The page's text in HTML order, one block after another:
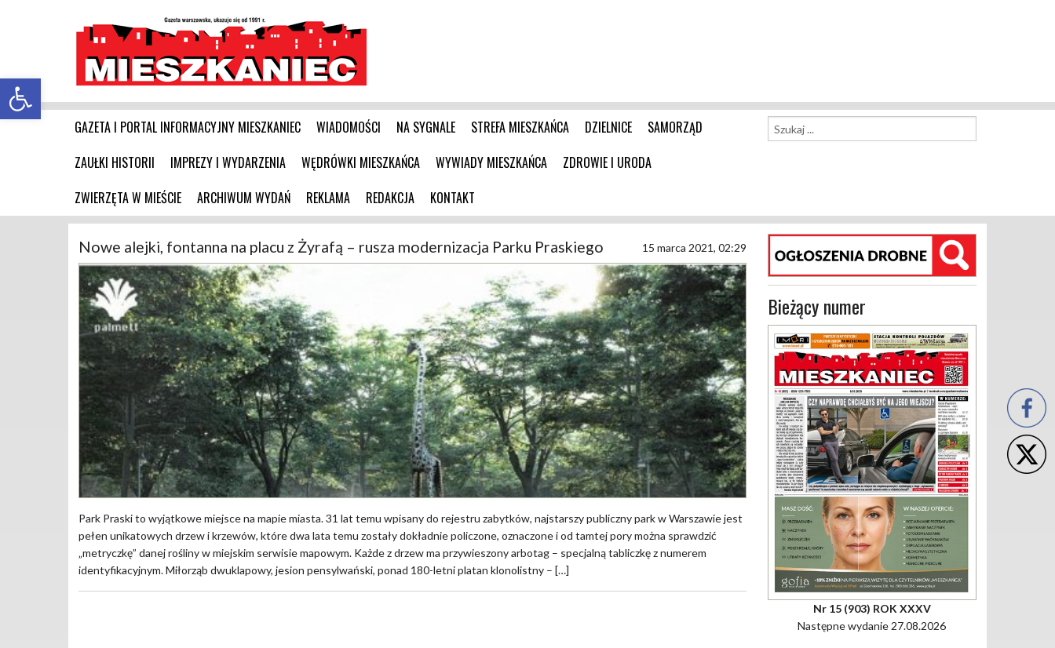
Otwórz pasek narzędzi
GAZETA I PORTAL INFORMACYJNY MIESZKANIEC WIADOMOŚCI NA SYGNALE STREFA MIESZKAŃCA DZIELNICE
SAMORZĄD
ZAUŁKI HISTORII
IMPREZY I WYDARZENIA WĘDRÓWKI MIESZKAŃCA WYWIADY MIESZKAŃCA
ZDROWIE I URODA
ZWIERZĘTA W MIEŚCIE
ARCHIWUM WYDAŃ REKLAMA REDAKCJA KONTAKT
Nowe alejki, fontanna na placu z Żyrafą – rusza modernizacja Parku Praskiego 15 marca 2021, 02:29
Park Praski to wyjątkowe miejsce na mapie miasta. 31 lat temu wpisany do rejestru zabytków, najstarszy publiczny park w Warszawie jest
pełen unikatowych drzew i krzewów, które dwa lata temu zostały dokładnie policzone, oznaczone i od tamtej pory można sprawdzić
„metryczkę” danej rośliny w miejskim serwisie mapowym. Każde z drzew ma przywieszony arbotag – specjalną tabliczkę z numerem
identyfikacyjnym. Miłorząb dwuklapowy, jesion pensylwański, ponad 180-letni platan klonolistny – […]
Bieżący numer
Nr 15 (903) ROK XXXV
Następne wydanie 27.08.2026